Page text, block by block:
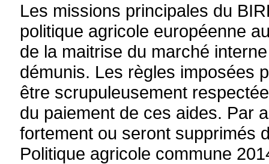
Les missions principales du
politique agricole européenne
de la maitrise du marché
démunis. Les règles imposées
être scrupuleusement
du paiement de ces aides. Par
fortement ou seront supprimés
Politique agricole commune